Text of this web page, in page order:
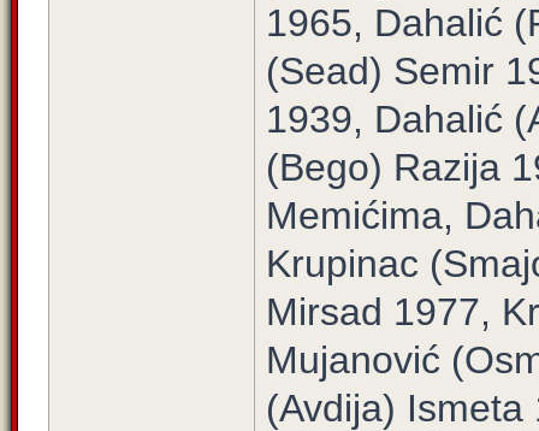
1965, Dahalić
(Sead) Semir
1939, Dahalić
(Bego) Razija
Memićima,
Krupinac
Mirsad 1977,
Mujanović
(Avdija)